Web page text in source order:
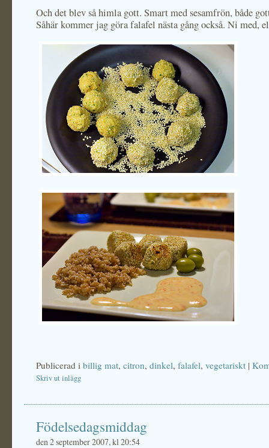
Och det blev så himla gott. Smart med sesamfrön, både
Såhär kommer jag göra falafel nästa gång också. Ni med,
Publicerad i billig mat, citron, dinkel, falafel, vegetariskt |
Skriv ut inlägg
Födelsedagsmiddag
den 2 september 2007, kl 20:54